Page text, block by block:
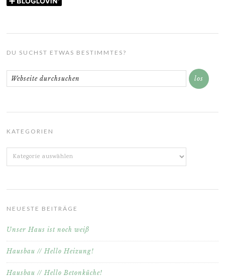
DU SUCHST ETWAS BESTIMMTES?
KATEGORIEN
Kategorien
NEUESTE BEITRÄGE
Unser Haus ist noch weiß
Hausbau // Hello Heizung!
Hausbau // Hello Betonküche!